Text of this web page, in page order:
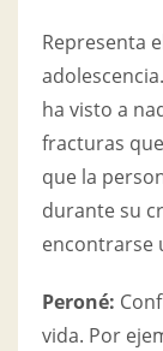
Representa
ha visto a
fracturas
que la
durante su
encontrarse
Peroné:
vida. Por